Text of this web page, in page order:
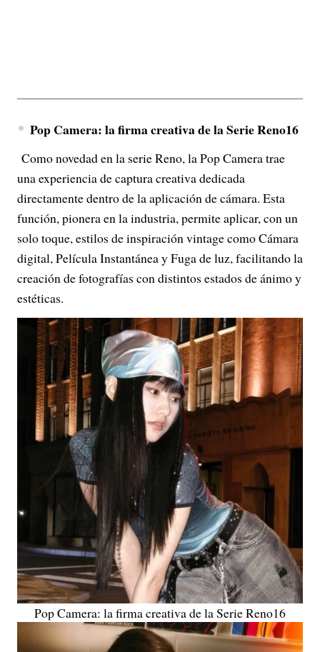
Pop Camera: la firma creativa de la Serie Reno16
Como novedad en la serie Reno, la Pop Camera trae
una experiencia de captura creativa dedicada
directamente dentro de la aplicación de cámara. Esta
función, pionera en la industria, permite aplicar, con un
solo toque, estilos de inspiración vintage como Cámara
digital, Película Instantánea y Fuga de luz, facilitando la
creación de fotografías con distintos estados de ánimo y
estéticas.
Pop Camera: la firma creativa de la Serie Reno16